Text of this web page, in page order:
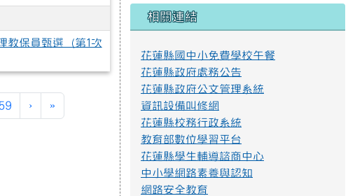
教保員甄選（第1次
59 ›下一頁
»最後頁
相關連結
花蓮縣國中小免費學校午餐
花蓮縣政府處務公告
花蓮縣政府公文管理系統
資訊設備叫修網
花蓮縣校務行政系統
教育部數位學習平台
花蓮縣學生輔導諮商中心
中小學網路素養與認知
網路安全教育